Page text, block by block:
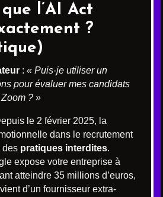
l’AI Act
?
: « Puis-je utiliser un
pour évaluer mes candidats
? »
le 2 février 2025, la
dans le recrutement
des pratiques interdites.
expose votre entreprise à
atteindre 35 millions d’euros,
d’un fournisseur extra-